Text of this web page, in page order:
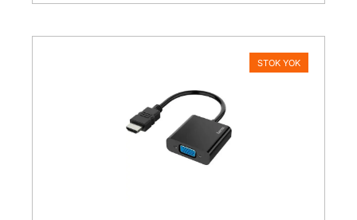
STOK YOK